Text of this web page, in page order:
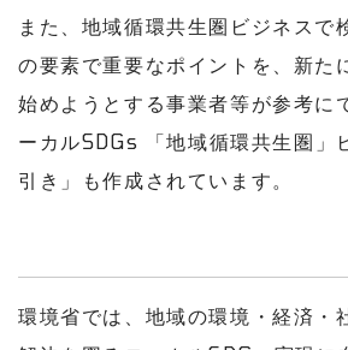
また、地域循環共生圏ビジネスで
の要素で重要なポイントを、新た
始めようとする事業者等が参考に
ーカルSDGs 「地域循環共生圏」
引き」も作成されています。
環境省では、地域の環境・経済・